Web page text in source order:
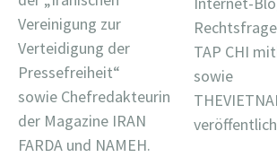
Vereinigung zur
Verteidigung der
Pressefreiheit“
sowie Chefredakteurin
der Magazine IRAN
FARDA und NAMEH.
TAP CHI
sowie